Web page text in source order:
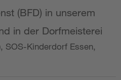
(BFD) in unserem
in der Dorfmeisterei
SOS-Kinderdorf Essen,